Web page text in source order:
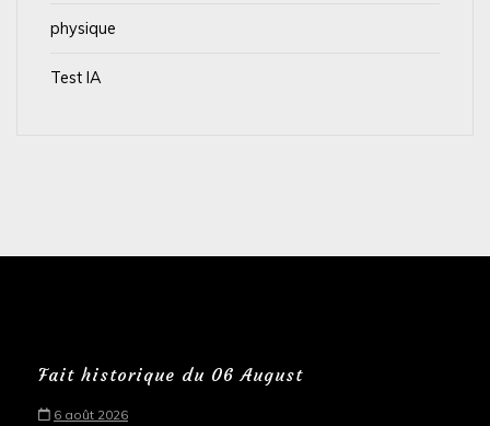
physique
Test IA
Fait historique du 06 August
6 août 2026